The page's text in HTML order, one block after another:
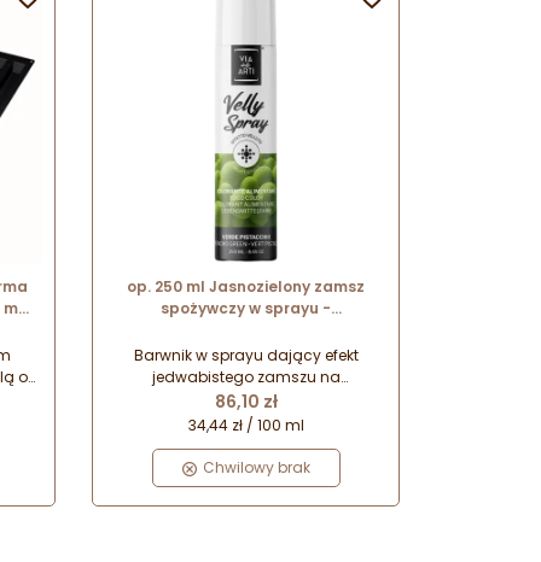
o
30
op. 250 ml Jasnozielony zamsz
spożywczy w sprayu -
cukierniczych - Barima Artisanal
Barwnik w sprayu dający efekt
jedwabistego zamszu na
powierzchni ciast, tortów i
monoporcji. Wygodny do
spożywczy.
Cena
86,10 zł
34,44 zł / 100 ml
Chwilowy brak